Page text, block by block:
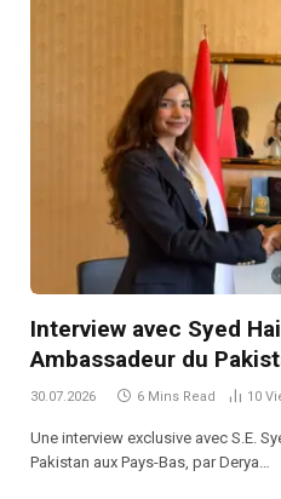
Interview avec Syed
Ambassadeur du
30.07.2026 6 Mins Read 10
Une interview exclusive avec S.E.
Pakistan aux Pays-Bas, par Derya…